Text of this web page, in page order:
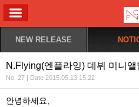
NEW RELEASE
N.Flying(엔플라잉) 데뷔 미니앨
No. 27 | Date 2015.05.13 15:22
안녕하세요,